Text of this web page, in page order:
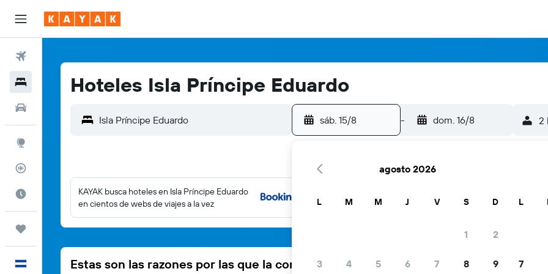
HotelesHoteles Isla Príncipe Eduardo
sáb. 15/8 - dom. 16/8 2
KAYAK busca hoteles en Isla Príncipe Eduardo
en cientos de webs de viajes a la vez
Estas son las razones por las que la comunidad viajera elige KAYAK
agosto 2026
L M M J V S D
1 2
3 4 5 6 7 8 9
L
7